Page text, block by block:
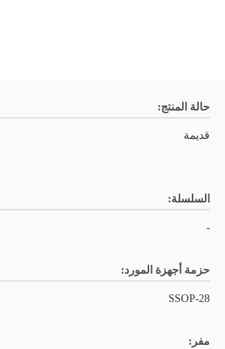
حالة المنتج:
قديمة
السلسلة:
-
حزمة أجهزة المورد:
28-SSOP
مفر: